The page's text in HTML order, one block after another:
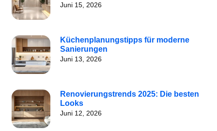
Juni 15, 2026
Küchenplanungstipps für moderne
Sanierungen
Juni 13, 2026
Renovierungstrends 2025: Die besten
Looks
Juni 12, 2026